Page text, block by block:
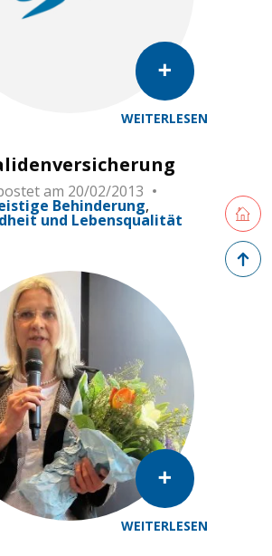
WEITERLESEN
am 20/02/2013
Behinderung
und Lebensqualität
WEITERLESEN
Zurück